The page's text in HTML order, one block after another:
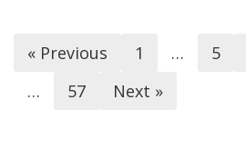
« Previous 1 … 5
…
57 Next »